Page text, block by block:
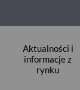
Aktualności i
informacje z
rynku